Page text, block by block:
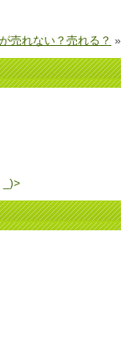
売れない？売れる？ »
_)>